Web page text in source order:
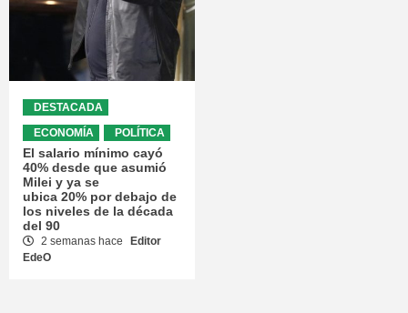
DESTACADA
ECONOMÍA
POLÍTICA
El salario mínimo cayó
40% desde que asumió
Milei y ya se
ubica 20% por debajo de
los niveles de la década
del 90
2 semanas hace
Editor
EdeO